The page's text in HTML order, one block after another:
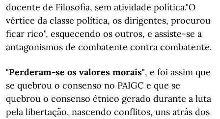
docente de Filosofia, sem atividade política."O
vértice da classe política, os dirigentes, procurou
ficar rico", esquecendo os outros, e assiste-se a
antagonismos de combatente contra combatente.
"Perderam-se os valores morais", e foi assim que
se quebrou o consenso no PAIGC e que se
quebrou o consenso étnico gerado durante a luta
pela libertação, nascendo conflitos, uns atrás dos